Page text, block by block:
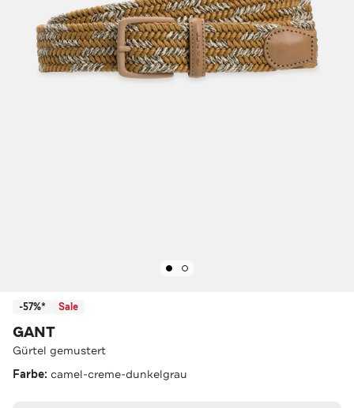
-57%* Sale
GANT
Gürtel gemustert
Farbe: camel-creme-dunkelgrau